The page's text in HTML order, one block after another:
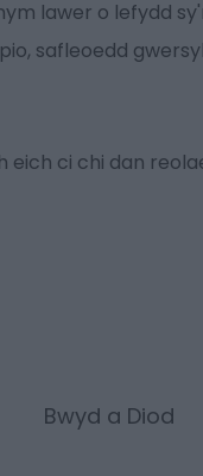
lawer o lefydd
safleoedd
eich ci chi dan
Bwyd a Diod